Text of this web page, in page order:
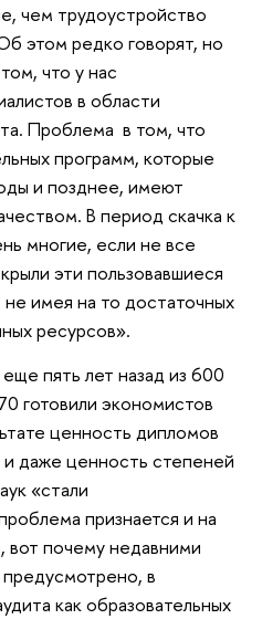
чем трудоустройство
этом редко говорят, но
что у нас
в области
Проблема в том, что
программ, которые
и позднее, имеют
В период скачка к
многие, если не все
эти пользовавшиеся
имея на то достаточных
ресурсов».
пять лет назад из 600
готовили экономистов
ценность дипломов
даже ценность степеней
«стали
признается и на
вот почему недавними
в
как образовательных